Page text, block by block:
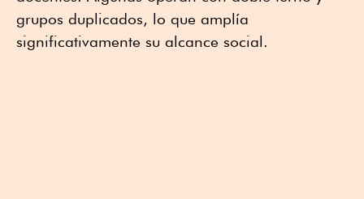
grupos duplicados, lo que amplía
significativamente su alcance social.